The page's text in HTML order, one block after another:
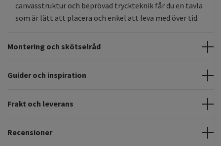
canvasstruktur och beprövad tryckteknik får du en tavla
som är lätt att placera och enkel att leva med över tid.
Montering och skötselråd
Guider och inspiration
Frakt och leverans
Recensioner